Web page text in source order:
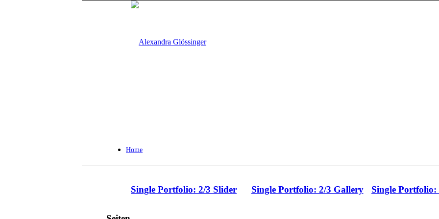
Home
Single Portfolio: 2/3 Slider Single Portfolio: 2/3 Gallery Single